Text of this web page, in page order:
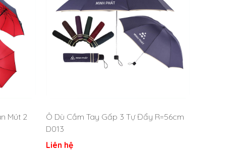
Mút 2
Ô Dù Cầm Tay Gấp 3 Tự Đẩy R=56cm
D013
Liên hệ